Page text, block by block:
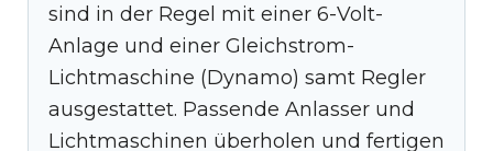
sind in der Regel mit einer 6-Volt-
Anlage und einer Gleichstrom-
Lichtmaschine (Dynamo) samt Regler
ausgestattet. Passende Anlasser und
Lichtmaschinen überholen und fertigen